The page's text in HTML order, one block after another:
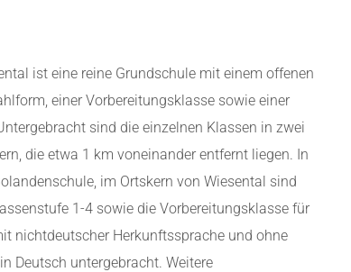
ist eine reine Grundschule mit einem offenen
einer Vorbereitungsklasse sowie einer
sind die einzelnen Klassen in zwei
die etwa 1 km voneinander entfernt liegen. In
im Ortskern von Wiesental sind
1-4 sowie die Vorbereitungsklasse für
nichtdeutscher Herkunftssprache und ohne
Deutsch untergebracht. Weitere